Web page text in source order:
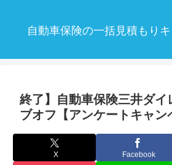
自動車保険の一括見積もり
終了】自動車保険三井ダイ
ブオフ【アンケートキャン
X Facebook